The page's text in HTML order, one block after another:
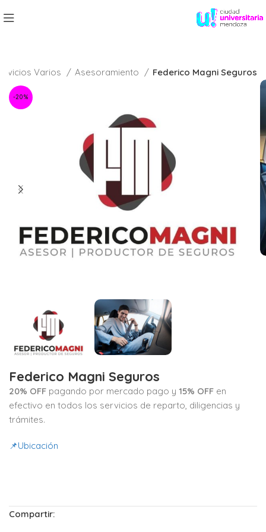
Varios Asesoramiento Federico Magni Seguros
-20%
Federico Magni Seguros
20% OFF pagando por mercado pago y15% OFF en
efectivo en todos los servicios de reparto, diligencias y
trámites.
📌Ubicación
Compartir: